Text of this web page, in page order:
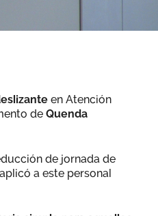
en Atención
de Quenda
de jornada de
a este personal